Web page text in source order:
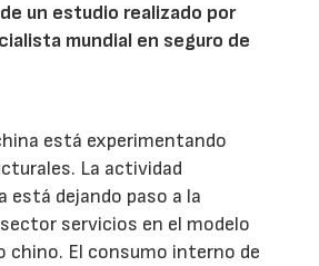
un estudio realizado por
mundial en seguro de
está experimentando
La actividad
está dejando paso a la
servicios en el modelo
chino. El consumo interno de